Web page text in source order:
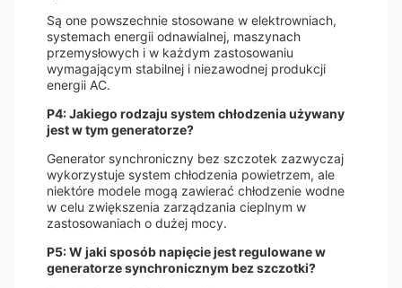
Są one powszechnie stosowane w elektrowniach,
systemach energii odnawialnej, maszynach
przemysłowych i w każdym zastosowaniu
wymagającym stabilnej i niezawodnej produkcji
energii AC.
P4: Jakiego rodzaju system chłodzenia używany
jest w tym generatorze?
Generator synchroniczny bez szczotek zazwyczaj
wykorzystuje system chłodzenia powietrzem, ale
niektóre modele mogą zawierać chłodzenie wodne
w celu zwiększenia zarządzania cieplnym w
zastosowaniach o dużej mocy.
P5: W jaki sposób napięcie jest regulowane w
generatorze synchronicznym bez szczotki?